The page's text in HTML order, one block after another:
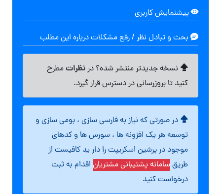
پیشنمایش کاربری
بحث و تبادل نظر / رفع مشکلات درباره این مطلب
نسخه جدیدتر منتشر شده؟ درنظراتمطرح
کنید تا بروزرسانی در دسترس قرار گیرد.
در صورتی که نیاز به فارسی سازی ، بومی سازی و
توسعه هر یک افزونه ها ، سورس ها و کدهای
موجود در پرشین اسکریپت را دار ید کافیست از
طریقسامانه پشتیبانی مشتریان اقدام به ثبت
درخواست کنید